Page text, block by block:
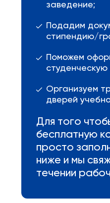
заведение;
Подадим
стипендию/
Поможем
студенческую
Организуем
дверей
Для того
бесплатную
просто
ниже и мы
течении